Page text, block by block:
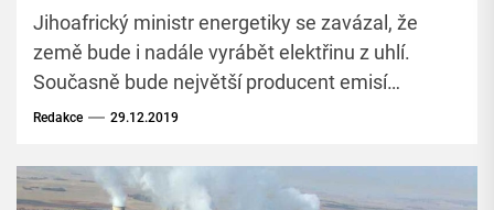
Jihoafrický ministr energetiky se zavázal, že
země bude i nadále vyrábět elektřinu z uhlí.
Současně bude největší producent emisí
skleníkových plynů na africkém kontinentu
Redakce 29.12.2019